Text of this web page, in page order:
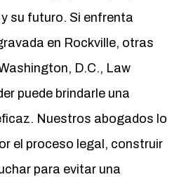
su futuro. Si enfrenta
en Rockville, otras
D.C., Law
puede brindarle una
Nuestros abogados lo
el proceso legal, construir
para evitar una